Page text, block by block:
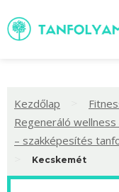
Kezdőlap
Regeneráló
– szakképesítés
Kecskemét